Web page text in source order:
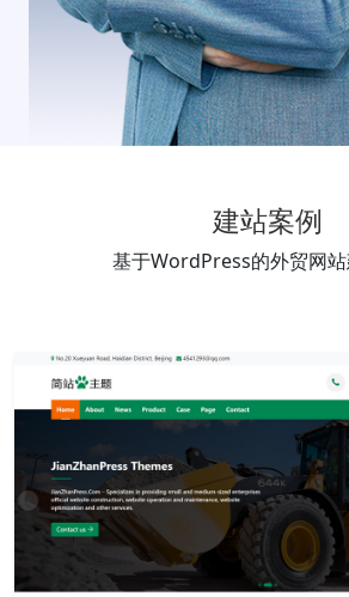
建站案例
基于WordPress的外贸网